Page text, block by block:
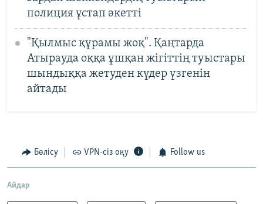
полиция ұстап әкетті
"Қылмыс құрамы жоқ". Қаңтарда
Атырауда оққа ұшқан жігіттің туыстары
шындыққа жетуден күдер үзгенін
айтады
Бөлісу VPN-сіз оқу Follow us
Айдар